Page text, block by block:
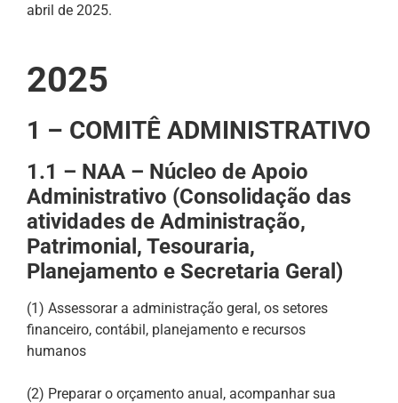
abril de 2025.
2025
1 – COMITÊ ADMINISTRATIVO
1.1 – NAA – Núcleo de Apoio
Administrativo (Consolidação das
atividades de Administração,
Patrimonial, Tesouraria,
Planejamento e Secretaria Geral)
(1) Assessorar a administração geral, os setores
financeiro, contábil, planejamento e recursos
humanos
(2) Preparar o orçamento anual, acompanhar sua